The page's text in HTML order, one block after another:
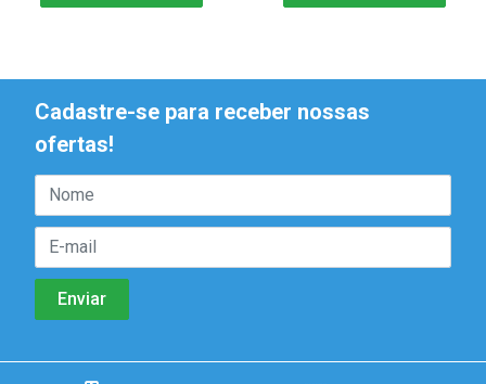
Cadastre-se para receber nossas
ofertas!